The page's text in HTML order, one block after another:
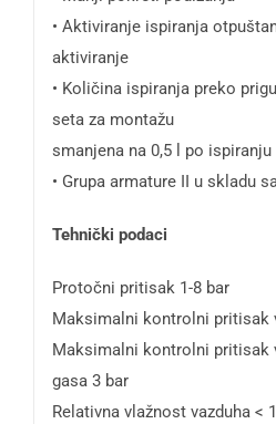
• Aktiviranje ispiranja
aktiviranje
• Količina ispiranja preko
seta za montažu
smanjena na 0,5 l po ispiranju
• Grupa armature II u skladu
Tehnički podaci
Protočni pritisak 1-8 bar
Maksimalni kontrolni pritisak
Maksimalni kontrolni pritisak
gasa 3 bar
Relativna vlažnost vazduha <